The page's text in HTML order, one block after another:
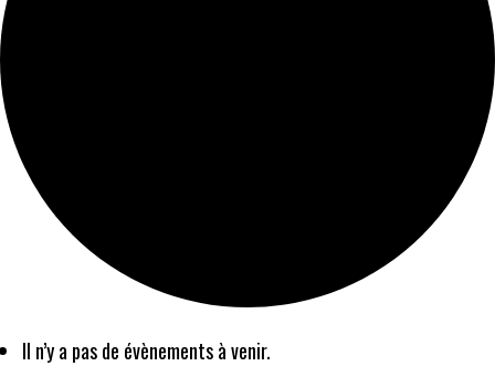
Il n’y a pas de évènements à venir.